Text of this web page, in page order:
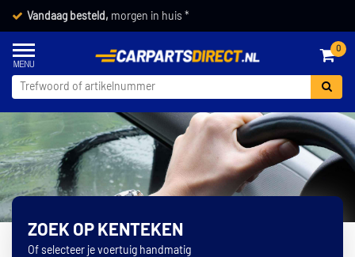
Vandaag besteld, morgen in huis *
0
ZOEK OP KENTEKEN
Of selecteer je voertuig handmatig